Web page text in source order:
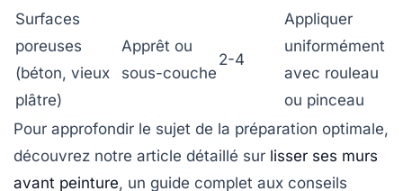
Surfaces
poreuses
(béton, vieux
plâtre)
Apprêt ou
sous-couche
2-4
Appliquer
uniformément
avec rouleau
ou pinceau
Pour approfondir le sujet de la préparation optimale,
découvrez notre article détaillé sur lisser ses murs
avant peinture, un guide complet aux conseils